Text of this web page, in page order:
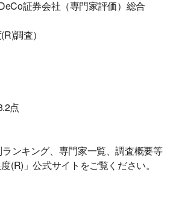
証券会社（専門家評価）総合
調査）
点
ンキング、専門家一覧、調査概要等
(R)」公式サイトをご覧ください。